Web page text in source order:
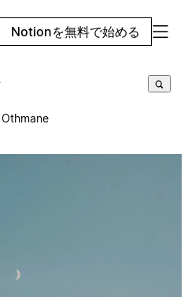
Notionを無料で始める